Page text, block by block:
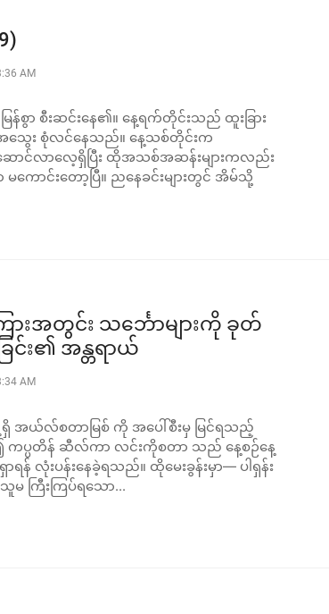
AM
န်စွာ စီးဆင်းနေ၏။ နေ့ရက်တိုင်းသည် ထူးခြား
သွေး စုံလင်နေသည်။ နေ့သစ်တိုင်းက
င်လာလေ့ရှိပြီး ထိုအသစ်အဆန်းများကလည်း
ာင်းတော့ပြီ။ ညနေခင်းများတွင် အိမ်သို့
းအတွင်း သင်္ဘောများကို ခုတ်
ြင်း၏ အန္တရာယ်
AM
အယ်လ်စတာမြစ် ကို အပေါ်စီးမှ မြင်ရသည့်
ကပ္ပတိန် ဆီလ်ကာ လင်းကိုစတာ သည် နေ့စဉ်နေ့
ရန် လုံးပန်းနေခဲ့ရသည်။ ထိုမေးခွန်းမှာ— ပါရှန်း
ကြီးကြပ်ရသော...